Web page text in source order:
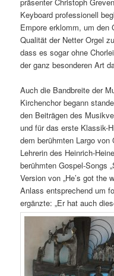
Keyboard professionell
Empore erklomm, um den
Qualität der Netter Orgel
dass es sogar ohne
der ganz besonderen Art
Auch die Bandbreite der
Kirchenchor begann
den Beiträgen des
und für das erste Klassik-
dem berühmten Largo von
Lehrerin des Heinrich-
berühmten Gospel-Songs
Version von „He’s got the
Anlass entsprechend um
ergänzte: „Er hat auch